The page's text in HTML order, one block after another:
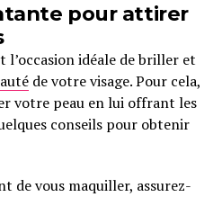
pour attirer
idéale de briller et
de votre visage. Pour cela,
votre peau en lui offrant les
conseils pour obtenir
de vous maquiller, assurez-